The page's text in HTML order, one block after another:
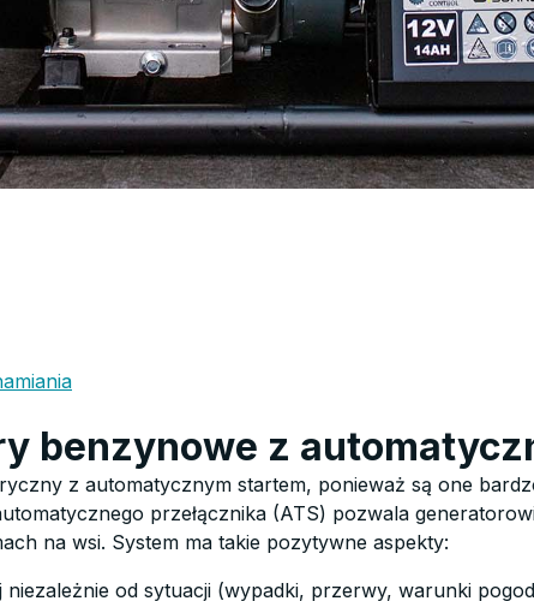
benzynowe z
z automatycznym startem, ponieważ są one
przełącznika (ATS) pozwala
na wsi. System ma takie pozytywne aspekty:
od sytuacji (wypadki, przerwy, warunki